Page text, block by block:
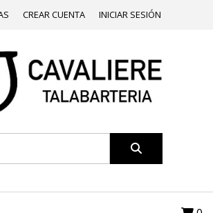
CREAR CUENTA INICIAR SESIÓN